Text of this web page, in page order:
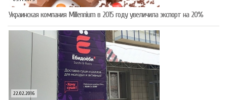
Украинская компания Millennium в 2015 году увеличила экспорт на 20%
22.02.2016